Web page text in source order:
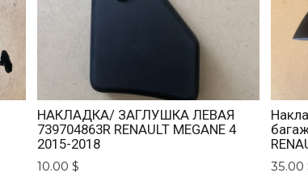
НАКЛАДКА/ ЗАГЛУШКА ЛЕВАЯ
739704863R RENAULT MEGANE 4
2015-2018
10.00 $ 35.00